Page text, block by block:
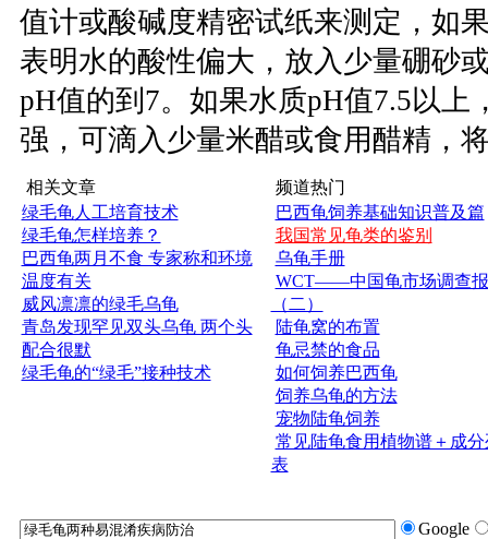
值计或酸碱度精密试纸来测定，如
表明水的酸性偏大，放入少量硼砂
pH值的到7。如果水质pH值7.5以上
强，可滴入少量米醋或食用醋精，
相关文章
绿毛龟人工培育技术
绿毛龟怎样培养？
巴西龟两月不食 专家称和环境
温度有关
威风凛凛的绿毛乌龟
青岛发现罕见双头乌龟 两个头
配合很默
绿毛龟的“绿毛”接种技术
频道热门
巴西龟饲养基础知识普及篇
我国常见龟类的鉴别
乌龟手册
WCT——中国龟市场调查
（二）
陆龟窝的布置
龟忌禁的食品
如何饲养巴西龟
饲养乌龟的方法
宠物陆龟饲养
常见陆龟食用植物谱＋成分
表
Google